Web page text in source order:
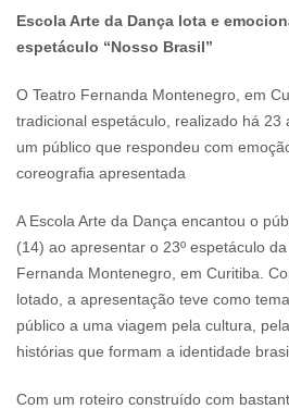
Escola Arte da Dança lota e
espetáculo “Nosso Brasil”
O Teatro Fernanda Montenegro, em
tradicional espetáculo, realizado há
um público que respondeu com
coreografia apresentada
A Escola Arte da Dança encantou o
(14) ao apresentar o 23º espetáculo
Fernanda Montenegro, em Curitiba.
lotado, a apresentação teve como
público a uma viagem pela cultura,
histórias que formam a identidade
Com um roteiro construído com